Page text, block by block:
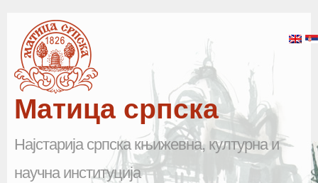
Матица српска
Најстарија српска књижевна, културна и
научна институција